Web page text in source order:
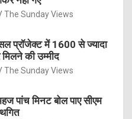
The Sunday Views
प्रॉजेक्ट में 1600 से ज्यादा
मिलने की उम्मीद
The Sunday Views
पांच मिनट बोल पाए सीएम